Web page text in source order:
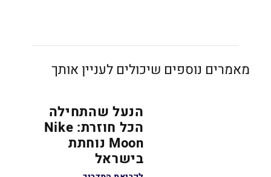
מאמרים נוספים שיכולים לעניין אותך
הנעל שהתחילה
הכל חוזרת: Nike
Moon נוחתת
בישראל